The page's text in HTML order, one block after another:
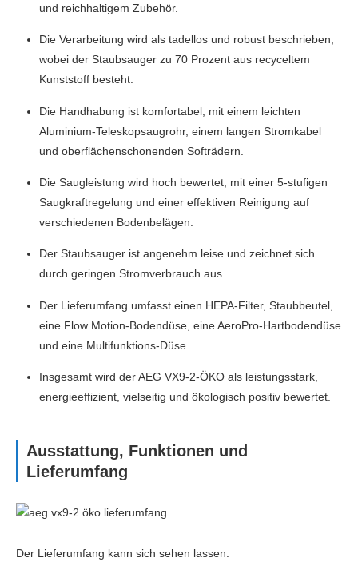
und reichhaltigem Zubehör.
Die Verarbeitung wird als tadellos und robust beschrieben,
wobei der Staubsauger zu 70 Prozent aus recyceltem
Kunststoff besteht.
Die Handhabung ist komfortabel, mit einem leichten
Aluminium-Teleskopsaugrohr, einem langen Stromkabel
und oberflächenschonenden Softrädern.
Die Saugleistung wird hoch bewertet, mit einer 5-stufigen
Saugkraftregelung und einer effektiven Reinigung auf
verschiedenen Bodenbelägen.
Der Staubsauger ist angenehm leise und zeichnet sich
durch geringen Stromverbrauch aus.
Der Lieferumfang umfasst einen HEPA-Filter, Staubbeutel,
eine Flow Motion-Bodendüse, eine AeroPro-Hartbodendüse
und eine Multifunktions-Düse.
Insgesamt wird der AEG VX9-2-ÖKO als leistungsstark,
energieeffizient, vielseitig und ökologisch positiv bewertet.
Ausstattung, Funktionen und
Lieferumfang
Der Lieferumfang kann sich sehen lassen.